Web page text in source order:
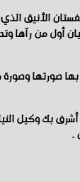
الأنيق
من رآها
صورتها
بك وكيل
.